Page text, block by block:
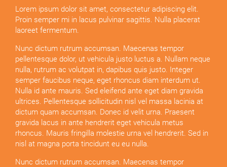
Lorem ipsum dolor sit amet, consectetur adipiscing elit.
Proin semper mi in lacus pulvinar sagittis. Nulla placerat
laoreet fermentum.
Nunc dictum rutrum accumsan. Maecenas tempor
pellentesque dolor, ut vehicula justo luctus a. Nullam neque
nulla, rutrum ac volutpat in, dapibus quis justo. Integer
semper faucibus neque, eget rhoncus diam interdum ut.
Nulla id ante mauris. Sed eleifend ante eget diam gravida
ultrices. Pellentesque sollicitudin nisl vel massa lacinia at
dictum quam accumsan. Donec id velit urna. Praesent
gravida lacus in ante hendrerit eget vehicula metus
rhoncus. Mauris fringilla molestie urna vel hendrerit. Sed in
nisl at magna porta tincidunt eu eu nulla.
Nunc dictum rutrum accumsan. Maecenas tempor